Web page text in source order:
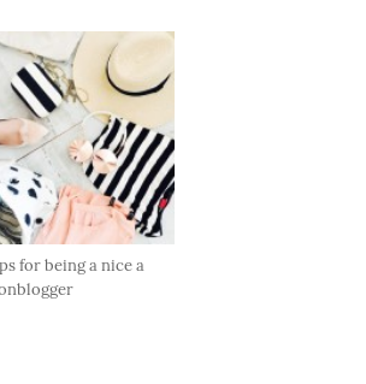
for being a nice a